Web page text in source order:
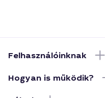
Felhasználóinknak
Hogyan is működik?